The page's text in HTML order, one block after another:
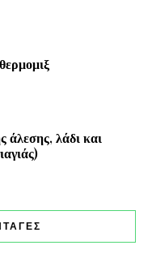
άλεσης, λάδι και